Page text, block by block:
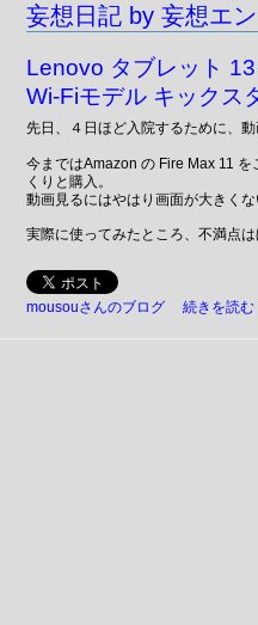
妄想日記 by 妄想エ
Lenovo タブレット
Wi-Fiモデル キックス
先日、４日ほど入院するために、動
今まではAmazon の Fire Max 11
くりと購入。
動画見るにはやはり画面が大きく
実際に使ってみたところ、不満点
mousouさんのブログ 続きを読む